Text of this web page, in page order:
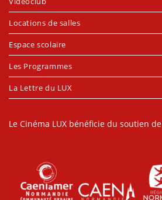
Locations de salles
Espace scolaire
Les Programmes
La Lettre du LUX
Le Cinéma LUX bénéficie du soutien de